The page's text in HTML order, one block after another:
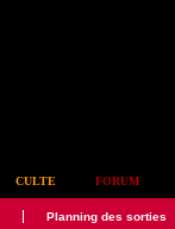
CULTE FORUM
Planning des sorties